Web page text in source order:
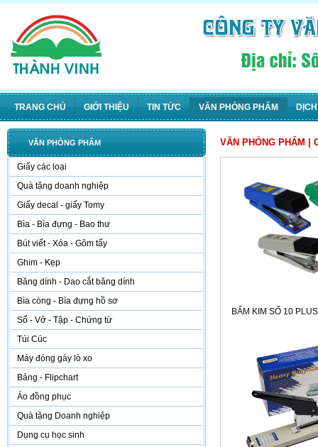
TRANG CHỦ GIỚI THIỆU TIN TỨC VĂN PHÒNG PHẨM
VĂN PHÒNG PHẨM
Giấy các loại
Quà tặng doanh nghiệp
Giấy decal - giấy Tomy
Bìa - Bìa đựng - Bao thư
Bút viết - Xóa - Gôm tẩy
Ghim - Kẹp
Băng dính - Dao cắt băng dính
Bìa còng - Bìa đựng hồ sơ
Sổ - Vở - Tập - Chứng từ
Túi Cúc
Máy đóng gáy lò xo
Bảng - Flipchart
Áo đồng phục
Quà tặng Doanh nghiệp
Dụng cụ học sinh
VĂN PHÒNG PHẨM |
BẤM KIM SỐ 10